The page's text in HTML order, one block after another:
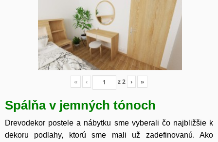
« ‹ z2 › »
Spálňa v jemných tónoch
Drevodekor postele a nábytku sme vyberali čo najbližšie k
dekoru podlahy, ktorú sme mali už zadefinovanú. Ako